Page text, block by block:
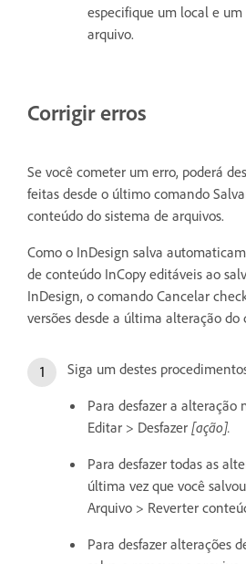
especifique um local e
arquivo.
Corrigir erros
Se você cometer um erro, poderá
feitas desde o último comando
conteúdo do sistema de arquivos.
Como o InDesign salva
de conteúdo InCopy editáveis ao
InDesign, o comando Cancelar
versões desde a última alteração do
Siga um destes
Para desfazer a alteração
Editar > Desfazer [ação].
Para desfazer todas as
última vez que você
Arquivo > Reverter
Para desfazer alterações